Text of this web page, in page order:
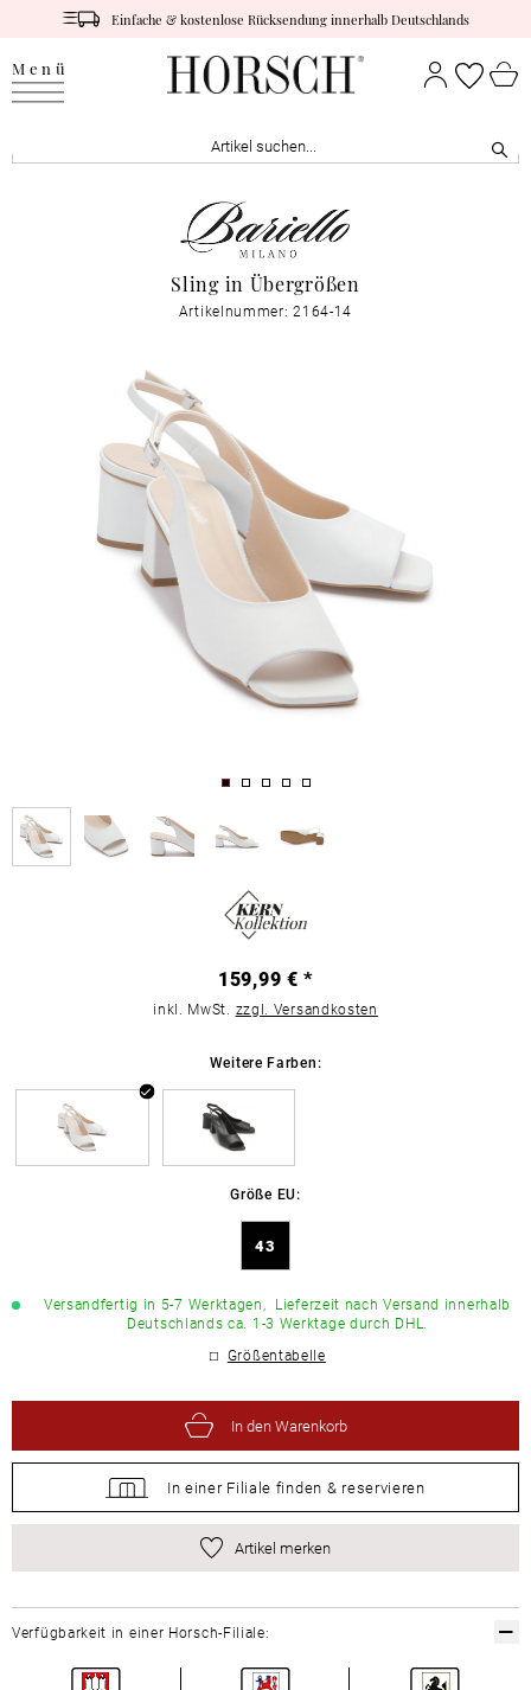
Einfache & kostenlose Rücksendung innerhalb Deutschlands
Menü
Sling in Übergrößen
Artikelnummer: 2164-14
159,99 € *
inkl. MwSt. zzgl. Versandkosten
Weitere Farben:
Größe EU:
43
Versandfertig in 5-7 Werktagen, Lieferzeit nach Versand innerhalb
Deutschlands ca. 1-3 Werktage durch DHL.
Größentabelle
In den Warenkorb
In einer Filiale finden & reservieren
Artikel merken
Verfügbarkeit in einer Horsch-Filiale: